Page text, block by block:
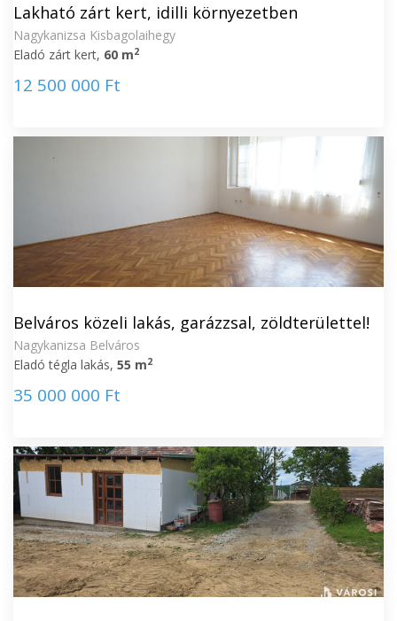
Lakható zárt kert, idilli környezetben
Nagykanizsa Kisbagolaihegy
Eladó zárt kert, 60 m2
12 500 000 Ft
Belváros közeli lakás, garázzsal, zöldterülettel!
Nagykanizsa Belváros
Eladó tégla lakás, 55 m2
35 000 000 Ft